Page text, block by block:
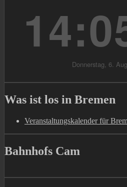
Was ist los in Bremen
Veranstaltungskalender für
Bahnhofs Cam